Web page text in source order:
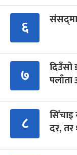
६
७
दिउँसो
पलाँता
८
सिँचाइ
दर, तर